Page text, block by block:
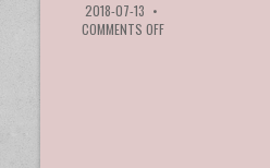
REOPEN
2018-07-13 •
COMMENTS OFFON